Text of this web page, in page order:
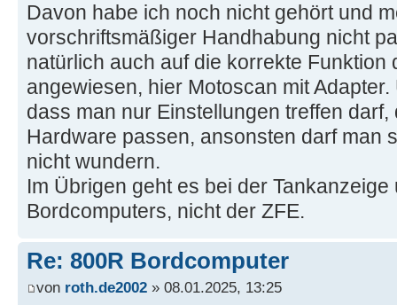
Davon habe ich noch nicht gehört und
vorschriftsmäßiger Handhabung nicht
natürlich auch auf die korrekte Funktion
angewiesen, hier Motoscan mit
dass man nur Einstellungen treffen
Hardware passen, ansonsten darf man
nicht wundern.
Im Übrigen geht es bei der
Bordcomputers, nicht der ZFE.
Re: 800R Bordcomputer
von roth.de2002 » 08.01.2025, 13:25